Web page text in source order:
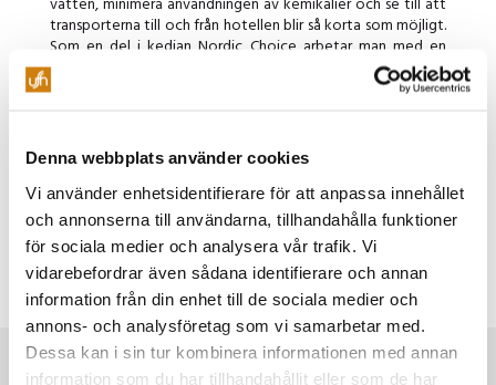
Denna webbplats använder cookies
Vi använder enhetsidentifierare för att anpassa innehållet
och annonserna till användarna, tillhandahålla funktioner
för sociala medier och analysera vår trafik. Vi
vidarebefordrar även sådana identifierare och annan
information från din enhet till de sociala medier och
annons- och analysföretag som vi samarbetar med.
Dessa kan i sin tur kombinera informationen med annan
information som du har tillhandahållit eller som de har
transporterna till och från hotellen blir så korta som möjligt.
Som en del i kedjan Nordic Choice arbetar man med en
egen certifiering av kedjans hotell som heter WeCare, det
handlar om hur de i sin dagliga verksamhet tar hand om
Kontakta oss för hjälp med bokning
Evenemang